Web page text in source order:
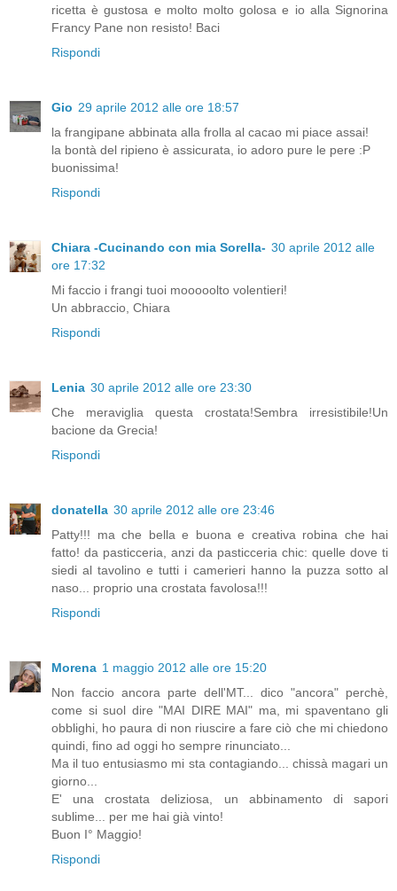
ricetta è gustosa e molto molto golosa e io alla Signorina
Francy Pane non resisto! Baci
Rispondi
Gio 29 aprile 2012 alle ore 18:57
la frangipane abbinata alla frolla al cacao mi piace assai!
la bontà del ripieno è assicurata, io adoro pure le pere :P
buonissima!
Rispondi
Chiara -Cucinando con mia Sorella- 30 aprile 2012 alle
ore 17:32
Mi faccio i frangi tuoi mooooolto volentieri!
Un abbraccio, Chiara
Rispondi
Lenia 30 aprile 2012 alle ore 23:30
Che meraviglia questa crostata!Sembra irresistibile!Un
bacione da Grecia!
Rispondi
donatella 30 aprile 2012 alle ore 23:46
Patty!!! ma che bella e buona e creativa robina che hai
fatto! da pasticceria, anzi da pasticceria chic: quelle dove ti
siedi al tavolino e tutti i camerieri hanno la puzza sotto al
naso... proprio una crostata favolosa!!!
Rispondi
Morena 1 maggio 2012 alle ore 15:20
Non faccio ancora parte dell'MT... dico "ancora" perchè,
come si suol dire "MAI DIRE MAI" ma, mi spaventano gli
obblighi, ho paura di non riuscire a fare ciò che mi chiedono
quindi, fino ad oggi ho sempre rinunciato...
Ma il tuo entusiasmo mi sta contagiando... chissà magari un
giorno...
E' una crostata deliziosa, un abbinamento di sapori
sublime... per me hai già vinto!
Buon I° Maggio!
Rispondi